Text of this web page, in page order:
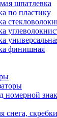
шпатлевка
по пластику
финишная
номерной знак
снега, скребки